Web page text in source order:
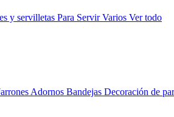
y servilletas Para ServirVarios Ver todo
Adornos Bandejas Decoración de